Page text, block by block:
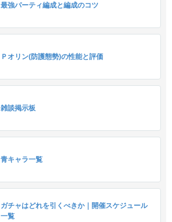
最強パーティ編成と編成のコツ
Ｐオリン(防護態勢)の性能と評価
雑談掲示板
青キャラ一覧
ガチャはどれを引くべきか｜開催スケジュール
一覧